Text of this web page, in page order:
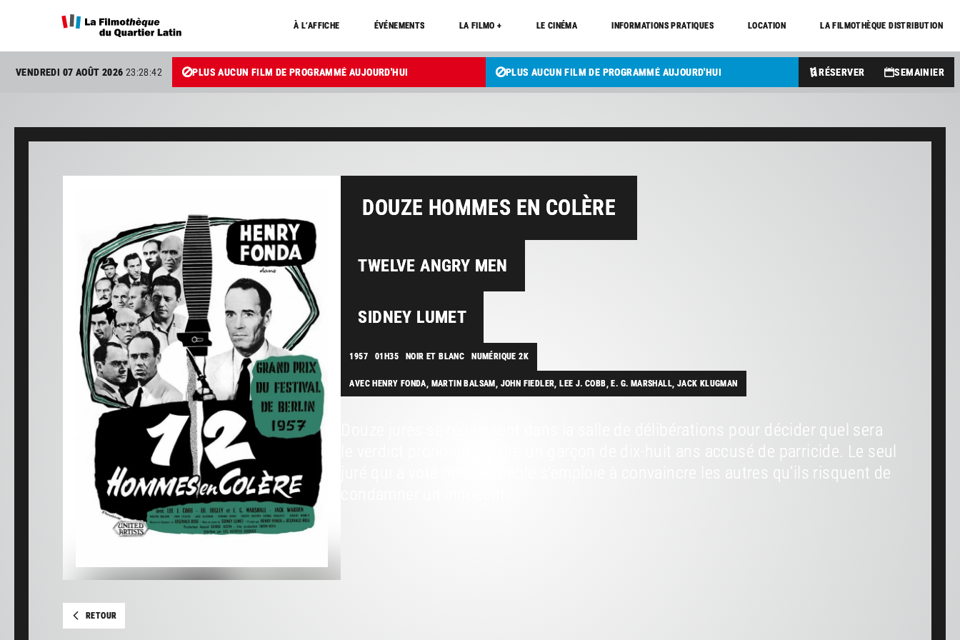
À L’AFFICHE ÉVÉNEMENTS LA FILMO + LE CINÉMA INFORMATIONS PRATIQUES LOCATION LA FILMOTHÈQUE DISTRIBUTION
VENDREDI 07 AOÛT 2026 23:28:43 PLUS AUCUN FILM DE PROGRAMMÉ AUJOURD'HUI PLUS AUCUN FILM DE PROGRAMMÉ AUJOURD'HUI RÉSERVER SEMAINIER
DOUZE HOMMES EN COLÈRE
TWELVE ANGRY MEN
SIDNEY LUMET
1957 01H35 NOIR ET BLANC NUMÉRIQUE 2K
AVEC HENRY FONDA, MARTIN BALSAM, JOHN FIEDLER, LEE J. COBB, E. G. MARSHALL, JACK KLUGMAN
Douze jurés se réunissent dans la salle de délibérations pour décider quel sera
le verdict prononcé contre un garçon de dix-huit ans accusé de parricide. Le seul
juré qui a voté non coupable s’emploie à convaincre les autres qu’ils risquent de
RETOUR